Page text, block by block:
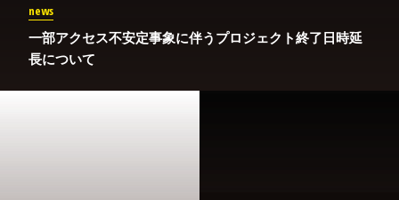
news
一部アクセス不安定事象に伴うプロジェクト終了日時延
長について